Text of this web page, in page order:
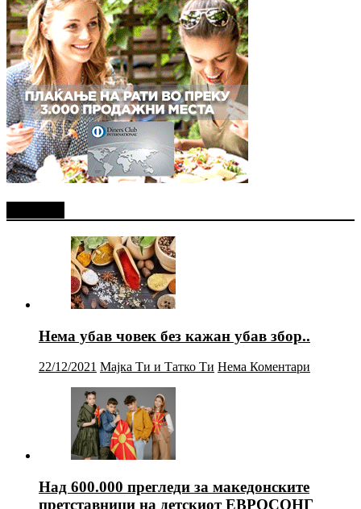
Нема убав човек без кажан убав збор..
22/12/2021 Мајка Ти и Татко Ти Нема Коментари
Над 600.000 прегледи за македонските
претставници на детскиот ЕВРОСОНГ